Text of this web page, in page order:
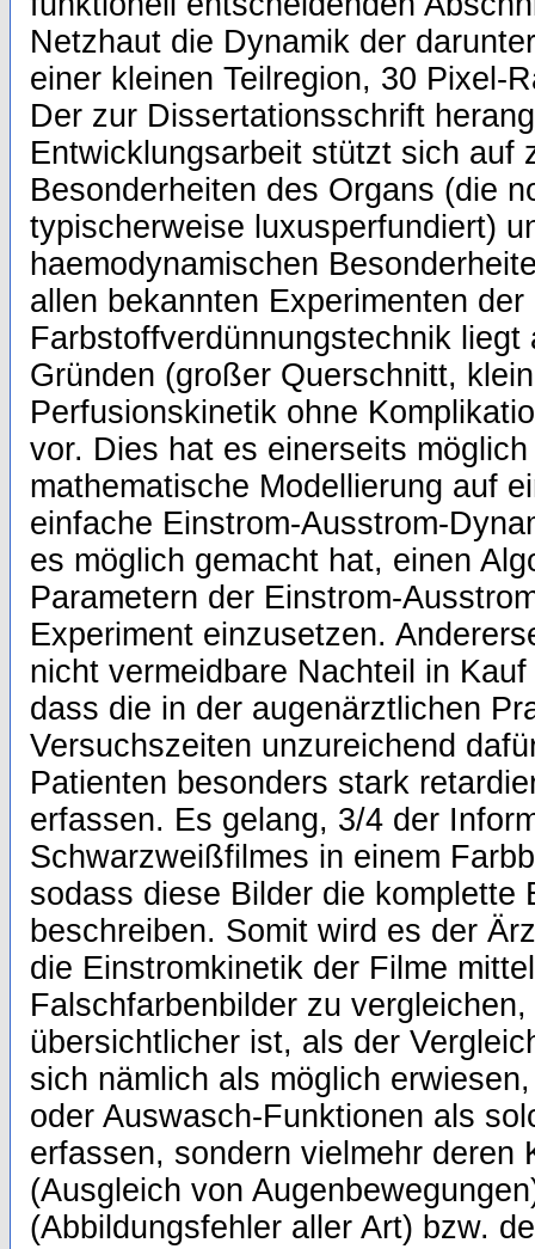
Netzhaut die Dynamik der
einer kleinen Teilregion, 30 Pixel-
Der zur Dissertationsschrift
Entwicklungsarbeit stützt sich auf
Besonderheiten des Organs (die
typischerweise luxusperfundiert)
haemodynamischen
allen bekannten Experimenten der
Farbstoffverdünnungstechnik liegt
Gründen (großer Querschnitt,
Perfusionskinetik ohne
vor. Dies hat es einerseits
mathematische Modellierung auf
einfache Einstrom-Ausstrom-
es möglich gemacht hat, einen
Parametern der Einstrom-
Experiment einzusetzen.
nicht vermeidbare Nachteil in
dass die in der augenärztlichen
Versuchszeiten unzureichend
Patienten besonders stark
erfassen. Es gelang, 3/4 der
Schwarzweißfilmes in einem
sodass diese Bilder die komplette
beschreiben. Somit wird es der
die Einstromkinetik der Filme
Falschfarbenbilder zu
übersichtlicher ist, als der
sich nämlich als möglich
oder Auswasch-Funktionen als
erfassen, sondern vielmehr deren
(Ausgleich von
(Abbildungsfehler aller Art) bzw.